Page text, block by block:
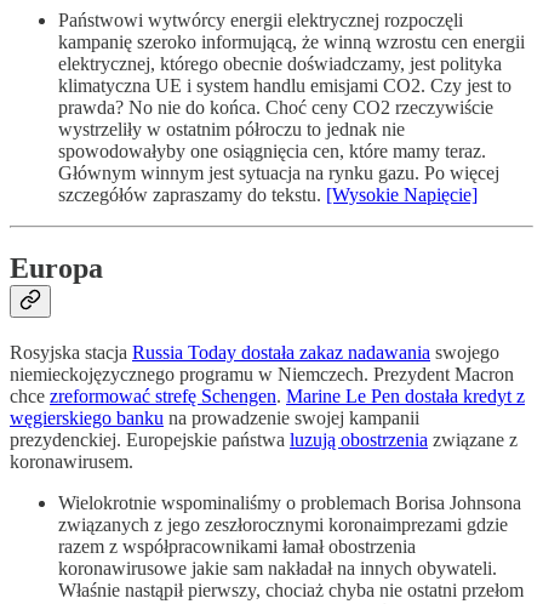
Państwowi wytwórcy energii elektrycznej rozpoczęli
kampanię szeroko informującą, że winną wzrostu cen energii
elektrycznej, którego obecnie doświadczamy, jest polityka
klimatyczna UE i system handlu emisjami CO2. Czy jest to
prawda? No nie do końca. Choć ceny CO2 rzeczywiście
wystrzeliły w ostatnim półroczu to jednak nie
spowodowałyby one osiągnięcia cen, które mamy teraz.
Głównym winnym jest sytuacja na rynku gazu. Po więcej
szczegółów zapraszamy do tekstu. [Wysokie Napięcie]
Europa
Rosyjska stacja Russia Today dostała zakaz nadawania swojego
niemieckojęzycznego programu w Niemczech. Prezydent Macron
chce zreformować strefę Schengen. Marine Le Pen dostała kredyt z
węgierskiego banku na prowadzenie swojej kampanii
prezydenckiej. Europejskie państwa luzują obostrzenia związane z
koronawirusem.
Wielokrotnie wspominaliśmy o problemach Borisa Johnsona
związanych z jego zeszłorocznymi koronaimprezami gdzie
razem z współpracownikami łamał obostrzenia
koronawirusowe jakie sam nakładał na innych obywateli.
Właśnie nastąpił pierwszy, chociaż chyba nie ostatni przełom